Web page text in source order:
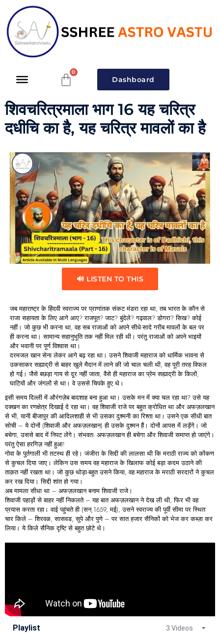
Dashboard
शिवचरित्रमाला भाग 16 यह चरित्र
दधीचि का है, यह चरित्र मावलों का है
🔊 LISTEN TO THIS
जब महाराष्ट्र के हिंदवी स्वराज्य पर प्राणांतक संकट मंडरा रहा था, तब भारत के कौन से
राजा सहायता के लिए आगे आए? राजपूत? जाट? बुंदेले? गढ़वाल? डोगरा? सिख? कोई
नहीं। जो कुछ भी करना था, वह सब राजाओं को अपने सीधे-सादे गरीब मावलों के बल पर
ही करना था। सामान्य सहानुभूति तक नहीं मिल रही थी। परंतु राजाओं को अपने भाइयों
और भवानी पर पूर्ण विश्वास था।
दरमजल खान सेना लेकर आगे बढ़ रहा था। उसने शिवाजी महाराज को धार्मिक भावना से
उकसाकर सह्याद्री से बाहर खुले मैदान में लाने की जो चाल चली थी, वह पूरी तरह विफल
हो गई। जैसे बछड़ा गाय से दूर नहीं जाता, वैसे ही महाराज का प्रेम सह्याद्री के किलों,
घाटियों और जंगलों से था। वे उससे चिपके हुए थे।
इसी समय दिल्ली में औरंगज़ेब बादशाह बना हुआ था। उसके मन में क्या चल रहा था? उसे यह
दक्खन का रणक्षेत्र दिखाई दे रहा था। वह शिवाजी राजे पर बहुत क्रोधित था और अफज़लखान
से भी, यानी बीजापुर की आदिलशाही से भी उसका दुश्मनी का रिश्ता था। उसने एक सीधी बात
सोची – ये दोनों (शिवाजी और अफज़लखान) ही उसके दुश्मन हैं। दोनों आपस में लड़ेंगे। जो
बचेगा, उससे बाद में निपट लेंगे। संभवतः अफज़लखान ही बचेगा और शिवाजी समाप्त हो जाएंगे।
परंतु ऐसा हरगिज़ नहीं हुआ!
गोवा के पुर्तगाली भी तटस्थ ही रहे। जंजीरा के सिद्दी की लालसा थी कि मराठी राज्य को कोंकण
से कुचल दिया जाए। लेकिन उस समय वह महाराज के खिलाफ कोई बड़ा कदम उठाने की
ताक़त नहीं रखता था। जो कुछ थोड़ा-बहुत उसने किया, वह महाराज के मराठी सरदारों ने कुचल
कर रख दिया। सिद्दी शांत हो गया।
अब मामला सीधा था – अफज़लखान बनाम शिवाजी राजे।
शिवाजी पहाड़ों से बाहर नहीं निकलते – यह बात अफज़लखान ने देख ली थी, फिर भी वह
प्रयास करता रहा। वाई पहुंचते ही (सन् 1659, मई), उसने स्वराज्य की पूर्वी सीमा पर स्थित
चार किले – शिरवळ, सासवड, सुपे और पुणे – पर सात हजार सैनिकों को भेज कर कब्ज़ा कर
लिया। ये किले सैनिक दृष्टि से बहुत छोटे थे।
Playlist 3 Videos